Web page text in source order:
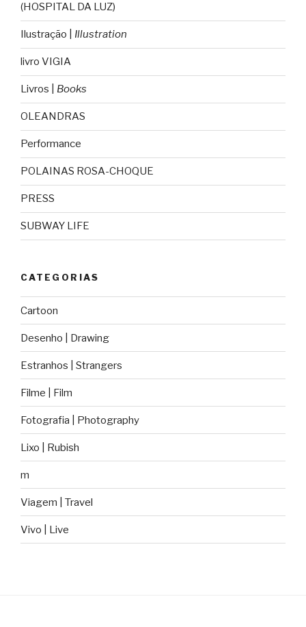
(HOSPITAL DA LUZ)
Ilustração | Illustration
livro VIGIA
Livros | Books
OLEANDRAS
Performance
POLAINAS ROSA-CHOQUE
PRESS
SUBWAY LIFE
CATEGORIAS
Cartoon
Desenho | Drawing
Estranhos | Strangers
Filme | Film
Fotografia | Photography
Lixo | Rubish
m
Viagem | Travel
Vivo | Live